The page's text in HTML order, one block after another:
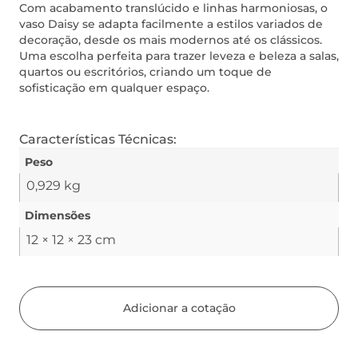
Com acabamento translúcido e linhas harmoniosas, o
vaso Daisy se adapta facilmente a estilos variados de
decoração, desde os mais modernos até os clássicos.
Uma escolha perfeita para trazer leveza e beleza a salas,
quartos ou escritórios, criando um toque de
sofisticação em qualquer espaço.
Características Técnicas:
Peso
0,929 kg
Dimensões
12 × 12 × 23 cm
Adicionar a cotação